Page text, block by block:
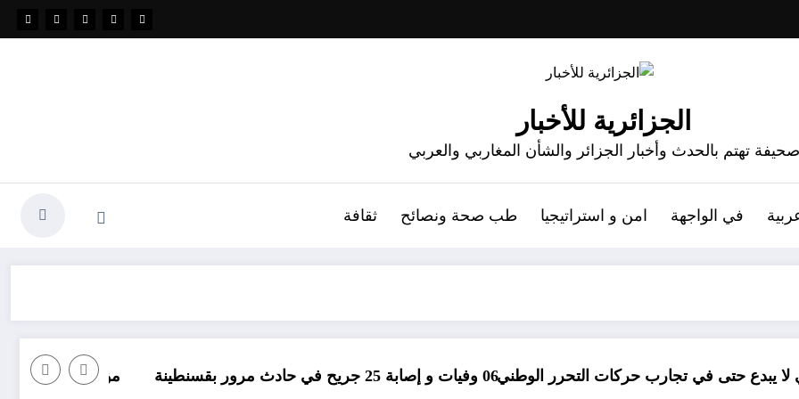
الجزائرية للأخبار
صحيفة تهتم بالحدث وأخبار الجزائر والشأن المغاربي والعربي
في الواجهة امن و استراتيجيا طب صحة ونصائح ثقافة
تجارب حركات التحرر الوطني06 وفيات و إصابة 25 جريح في حادث مرور بقسنطينة مؤامرة فينيسيوس ضد ارسنال